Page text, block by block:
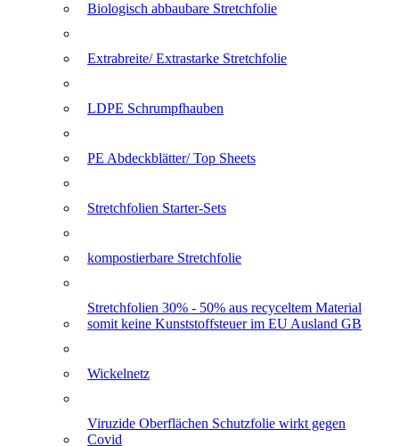
Biologisch abbaubare Stretchfolie
Extrabreite/ Extrastarke Stretchfolie
LDPE Schrumpfhauben
PE Abdeckblätter/ Top Sheets
Stretchfolien Starter-Sets
kompostierbare Stretchfolie
Stretchfolien 30% - 50% aus recyceltem Material
somit keine Kunststoffsteuer im EU Ausland GB
Wickelnetz
Viruzide Oberflächen Schutzfolie wirkt gegen
Covid